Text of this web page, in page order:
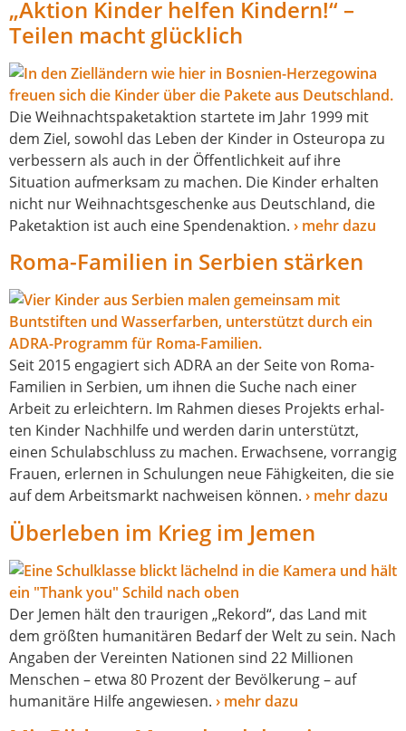
„Aktion Kinder helfen Kindern!“ –
Teilen macht glücklich
Die Weihnachtspaketaktion star­te­te im Jahr 1999 mit
dem Ziel, sowohl das Leben der Kinder in Osteuropa zu
ver­bes­sern als auch in der Öffentlichkeit auf ihre
Situation auf­merk­sam zu machen. Die Kinder erhal­ten
nicht nur Weihnachtsgeschenke aus Deutschland, die
Paketaktion ist auch eine Spendenaktion. › mehr dazu
Roma-Familien in Serbien stärken
Seit 2015 enga­giert sich ADRA an der Seite von Roma-
Familien in Serbien, um ihnen die Suche nach einer
Arbeit zu erleich­tern. Im Rahmen die­ses Projekts erhal­
ten Kinder Nachhilfe und wer­den dar­in unter­stützt,
einen Schulabschluss zu machen. Erwachsene, vor­ran­gig
Frauen, erler­nen in Schulungen neue Fähigkeiten, die sie
auf dem Arbeitsmarkt nach­wei­sen kön­nen. › mehr dazu
Überleben im Krieg im Jemen
Der Jemen hält den trau­ri­gen „Rekord“, das Land mit
dem größ­ten huma­ni­tä­ren Bedarf der Welt zu sein. Nach
Angaben der Vereinten Nationen sind 22 Millionen
Menschen – etwa 80 Prozent der Bevölkerung – auf
huma­ni­tä­re Hilfe ange­wie­sen. › mehr dazu